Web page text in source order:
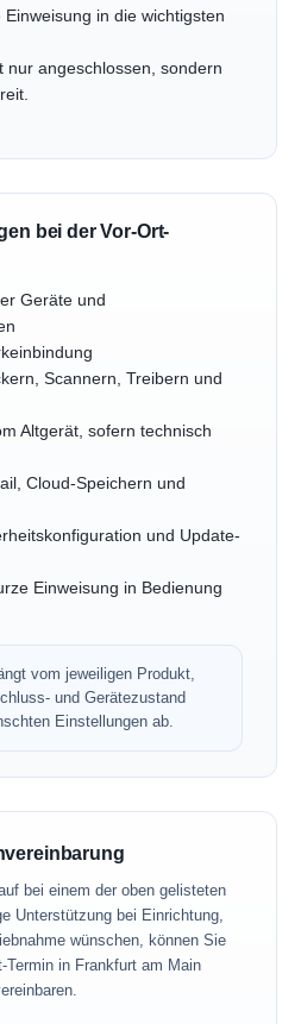
in die wichtigsten
nur angeschlossen, sondern
bei der Vor-Ort-
Geräte und
Scannern, Treibern und
Altgerät, sofern technisch
Cloud-Speichern und
und Update-
Einweisung in Bedienung
vom jeweiligen Produkt,
und Gerätezustand
Einstellungen ab.
bei einem der oben gelisteten
Unterstützung bei Einrichtung,
wünschen, können Sie
Termin in Frankfurt am Main